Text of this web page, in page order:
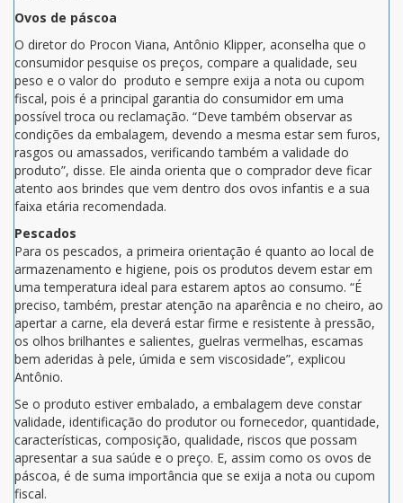
Ovos de páscoa
O diretor do Procon Viana, Antônio Klipper, aconselha que o
consumidor pesquise os preços, compare a qualidade, seu
peso e o valor do produto e sempre exija a nota ou cupom
fiscal, pois é a principal garantia do consumidor em uma
possível troca ou reclamação. “Deve também observar as
condições da embalagem, devendo a mesma estar sem furos,
rasgos ou amassados, verificando também a validade do
produto”, disse. Ele ainda orienta que o comprador deve ficar
atento aos brindes que vem dentro dos ovos infantis e a sua
faixa etária recomendada.
Pescados
Para os pescados, a primeira orientação é quanto ao local de
armazenamento e higiene, pois os produtos devem estar em
uma temperatura ideal para estarem aptos ao consumo. “É
preciso, também, prestar atenção na aparência e no cheiro, ao
apertar a carne, ela deverá estar firme e resistente à pressão,
os olhos brilhantes e salientes, guelras vermelhas, escamas
bem aderidas à pele, úmida e sem viscosidade”, explicou
Antônio.
Se o produto estiver embalado, a embalagem deve constar
validade, identificação do produtor ou fornecedor, quantidade,
características, composição, qualidade, riscos que possam
apresentar a sua saúde e o preço. E, assim como os ovos de
páscoa, é de suma importância que se exija a nota ou cupom
fiscal.